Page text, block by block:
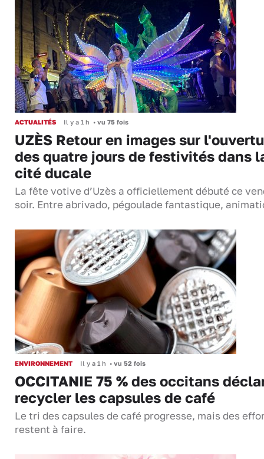
ACTUALITÉS Il y a 1 h • vu 75 fois
UZÈS Retour en images sur
des quatre jours de festivités dans
cité ducale
La fête votive d’Uzès a officiellement débuté ce
soir. Entre abrivado, pégoulade fantastique,
ENVIRONNEMENT Il y a 1 h • vu 52 fois
OCCITANIE 75 % des occitans
recycler les capsules de café
Le tri des capsules de café progresse, mais des
restent à faire.